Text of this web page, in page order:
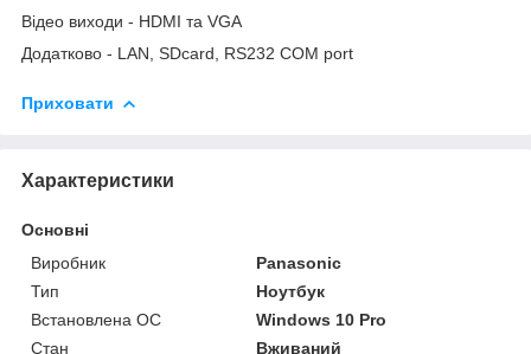
Відео виходи - HDMI та VGA
Додатково - LAN, SDcard, RS232 COM port
Приховати
Характеристики
Основні
Виробник
Panasonic
Тип
Ноутбук
Встановлена ОС
Windows 10 Pro
Стан
Вживаний